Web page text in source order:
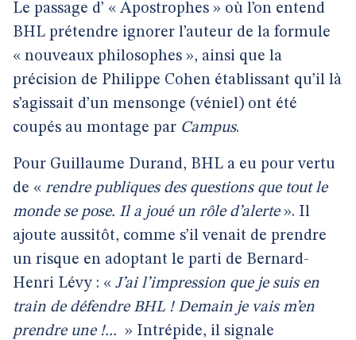
Le passage d’ « Apostrophes » où l’on entend
BHL prétendre ignorer l’auteur de la formule
« nouveaux philosophes », ainsi que la
précision de Philippe Cohen établissant qu’il là
s’agissait d’un mensonge (véniel) ont été
coupés au montage par Campus.
Pour Guillaume Durand, BHL a eu pour vertu
de « rendre publiques des questions que tout le
monde se pose. Il a joué un rôle d’alerte». Il
ajoute aussitôt, comme s’il venait de prendre
un risque en adoptant le parti de Bernard-
Henri Lévy : « J’ai l’impression que je suis en
train de défendre BHL ! Demain je vais m’en
prendre une !... » Intrépide, il signale